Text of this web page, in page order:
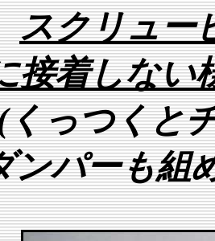
スクリュー
接着しない
くっつくと
ンパーも組